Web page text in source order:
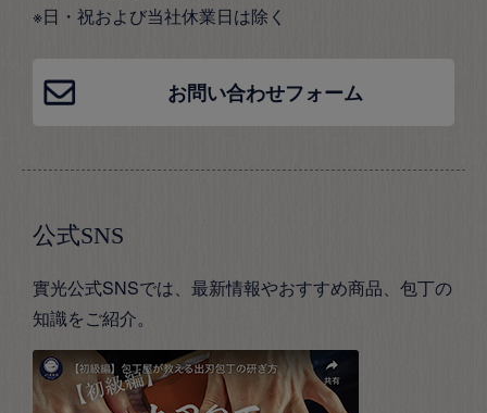
※日・祝および当社休業日は除く
お問い合わせフォーム
公式SNS
實光公式SNSでは、最新情報やおすすめ商品、包丁の
知識をご紹介。